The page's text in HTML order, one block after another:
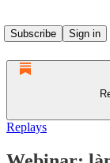
Subscribe
Sign in
Replays